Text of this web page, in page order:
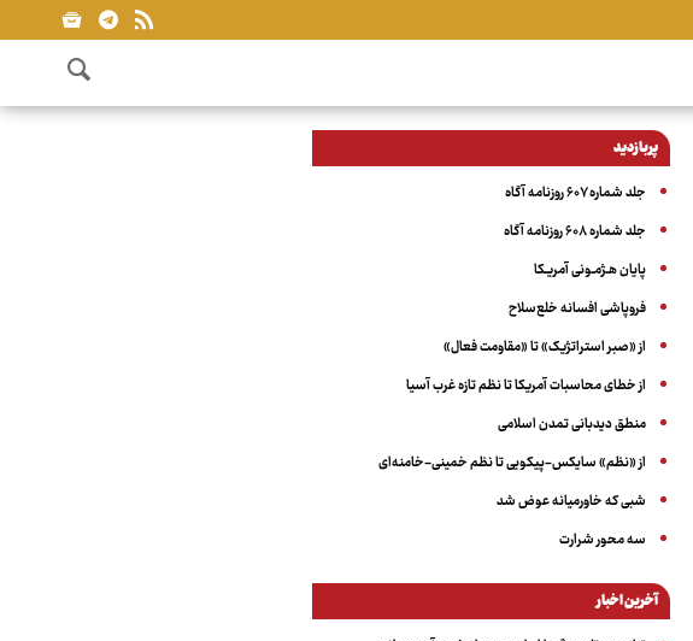
پربازدید
جلد شماره ۶۰۷ روزنامه آگاه
جلد شماره ۶۰۸ روزنامه آگاه
پایان هـژمـونی آمریـکا
فروپاشی افسانه خلع‌سلاح
از «صبر استراتژیک» تا «مقاومت فعال»
از خطای محاسبات آمریکا تا نظم تازه غرب آسیا
منطق دیدبانی تمدن اسلامی
از «نظم» سایکس-پیکویی تا نظم خمینی-خامنه‌ای
شبی که خاورمیانه عوض شد
سه‌ محور شرارت
آخرین اخبار